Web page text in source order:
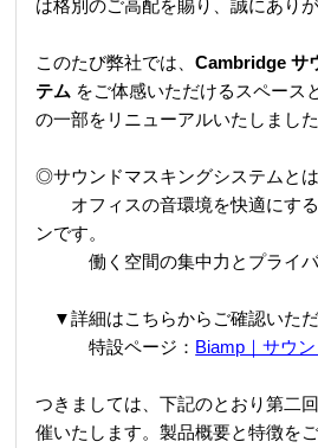
は格別のご高配を賜り、誠にあり
このたび弊社では、Cambridge サ
テム をご体感いただけるスペース
の一部を リニューアルいたしました
◎サウンドマスキングシステムとは
オフィスの音環境を快適にする
ンです。
働く空間の集中力とプライバ
▼詳細はこちらからご確認いただ
特設ページ： Biamp｜サウ
つきましては、下記のとおり第二
催いたします。製品概要と特徴を